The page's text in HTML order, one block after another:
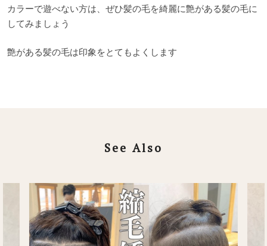
カラーで遊べない方は、ぜひ髪の毛を綺麗に艶がある髪の毛に
してみましょう
艶がある髪の毛は印象をとてもよくします
See Also